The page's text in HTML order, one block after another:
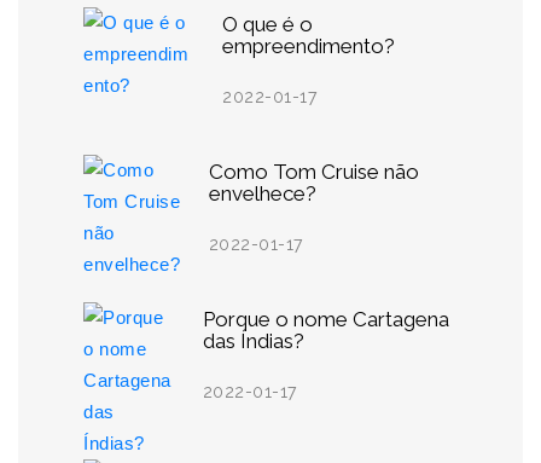
O que é o
empreendimento?
2022-01-17
Como Tom Cruise não
envelhece?
2022-01-17
Porque o nome Cartagena
das Índias?
2022-01-17